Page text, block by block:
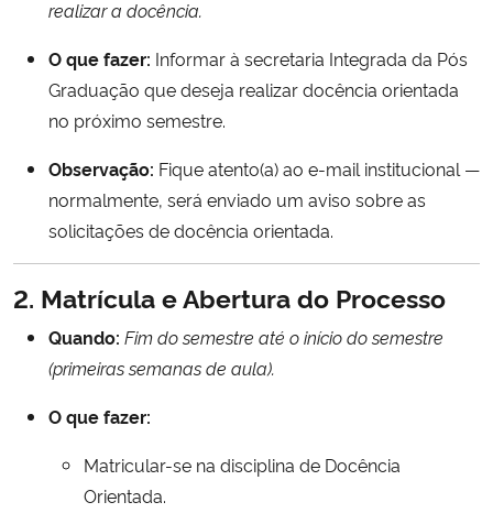
Ministério da Cidadania
Ministério da Saúde
Ministério de Minas e Energia
Ministério da Ciência, Tecnologia, Inovações e Comunicações
Ministério do Turismo
Ministério do Desenvolvimento Regional
Controladoria-Geral da União
realizar a docência.
O que fazer: Informar à secretaria Integrada da Pós
Graduação que deseja realizar docência orientada
no próximo semestre.
Observação: Fique atento(a) ao e-mail institucional —
normalmente, será enviado um aviso sobre as
solicitações de docência orientada.
2. Matrícula e Abertura do Processo
Quando: Fim do semestre até o início do semestre
(primeiras semanas de aula).
O que fazer:
Matricular-se na disciplina de Docência
Orientada.